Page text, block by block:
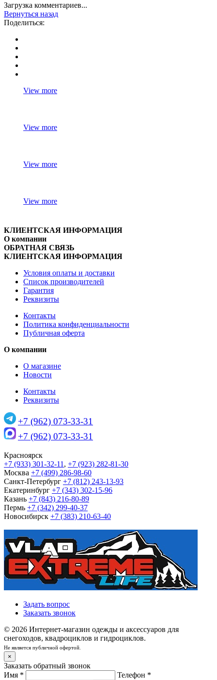
Загрузка комментариев...
Вернуться назад
Поделиться:
View more
View more
View more
View more
КЛИЕНТСКАЯ ИНФОРМАЦИЯ
О компании
ОБРАТНАЯ СВЯЗЬ
КЛИЕНТСКАЯ ИНФОРМАЦИЯ
Условия оплаты и доставки
Список производителей
Гарантия
Реквизиты
Контакты
Политика конфиденциальности
Публичная оферта
О компании
О магазине
Новости
Контакты
Реквизиты
+7 (962) 073-33-31
+7 (962) 073-33-31
Красноярск
+7 (933) 301-32-11 , +7 (923) 282-81-30
Москва +7 (499) 286-98-60
Санкт-Петербург +7 (812) 243-13-93
Екатеринбург +7 (343) 302-15-96
Казань +7 (843) 216-80-89
Пермь +7 (342) 299-40-37
Новосибирск +7 (383) 210-63-40
Задать вопрос
Заказать звонок
© 2026 Интернет-магазин одежды и аксессуаров для
снегоходов, квадроциклов и гидроциклов.
Не является публичной офертой.
×
Заказать обратный звонок
Имя * Телефон *